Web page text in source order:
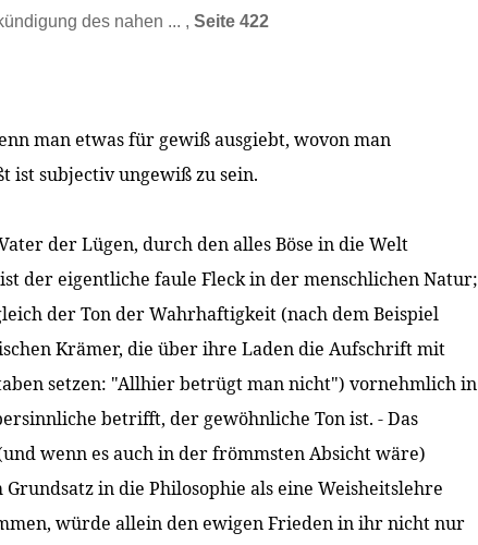
des nahen ... , Seite 422
man etwas für gewiß ausgiebt, wovon man
ist subjectiv ungewiß zu sein.
der Lügen, durch den alles Böse in die Welt
der eigentliche faule Fleck in der menschlichen Natur;
der Ton der Wahrhaftigkeit (nach dem Beispiel
Krämer, die über ihre Laden die Aufschrift mit
setzen: "Allhier betrügt man nicht") vornehmlich in
betrifft, der gewöhnliche Ton ist. - Das
wenn es auch in der frömmsten Absicht wäre)
in die Philosophie als eine Weisheitslehre
würde allein den ewigen Frieden in ihr nicht nur